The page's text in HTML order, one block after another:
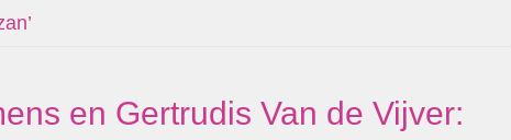
en Gertrudis Van de Vijver: